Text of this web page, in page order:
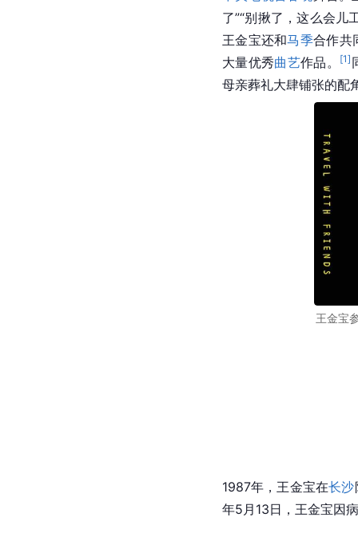
了”“别揪了，这么会儿
王金宝还和马季合作共
大量优秀曲艺作品。 [1]
母亲葬礼大肆铺张的配
王金宝
1987年，王金宝在长沙
年5月13日，王金宝因